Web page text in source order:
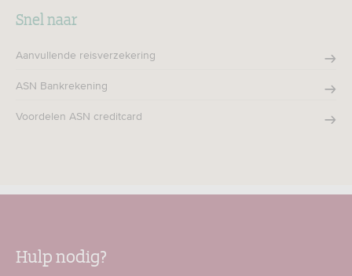
Snel naar
Aanvullende reisverzekering
ASN Bankrekening
Voordelen ASN creditcard
Hulp nodig?